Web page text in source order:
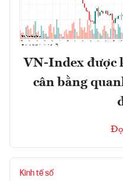
VN-Index được
cân bằng
Kinh tế số